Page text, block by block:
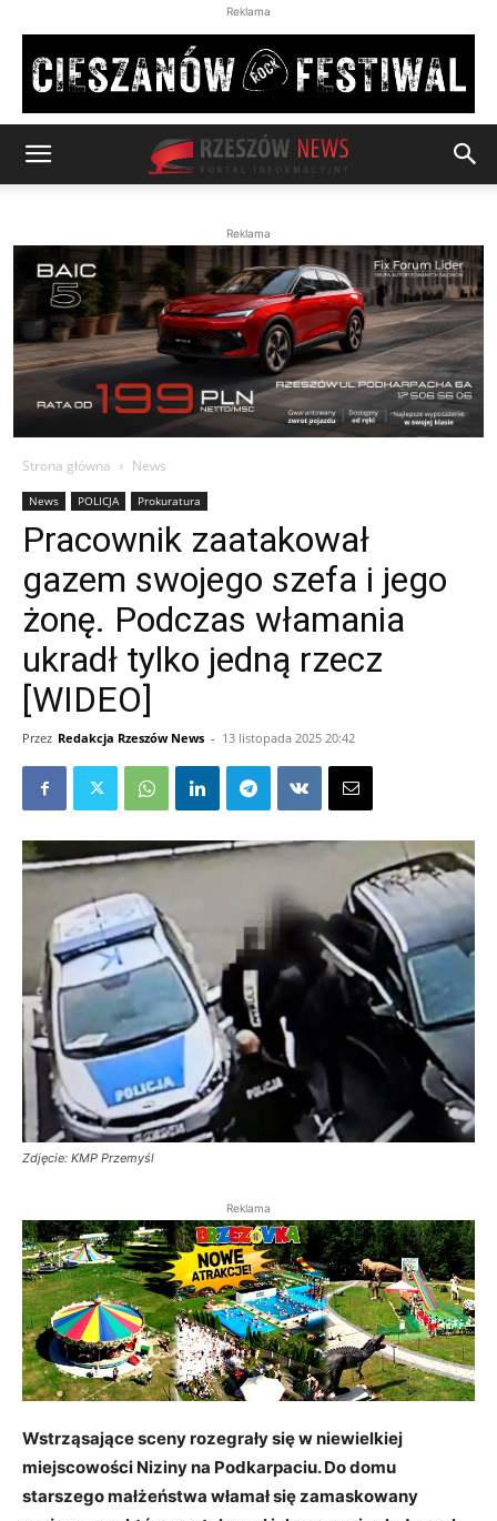
Reklama
Reklama
Strona główna News
News POLICJA Prokuratura
Pracownik zaatakował
gazem swojego szefa i jego
żonę. Podczas włamania
ukradł tylko jedną rzecz
[WIDEO]
Przez Redakcja Rzeszów News - 13 listopada 2025 20:42
Zdjęcie: KMP Przemyśl
Reklama
Wstrząsające sceny rozegrały się w niewielkiej
miejscowości Niziny na Podkarpaciu. Do domu
starszego małżeństwa włamał się zamaskowany